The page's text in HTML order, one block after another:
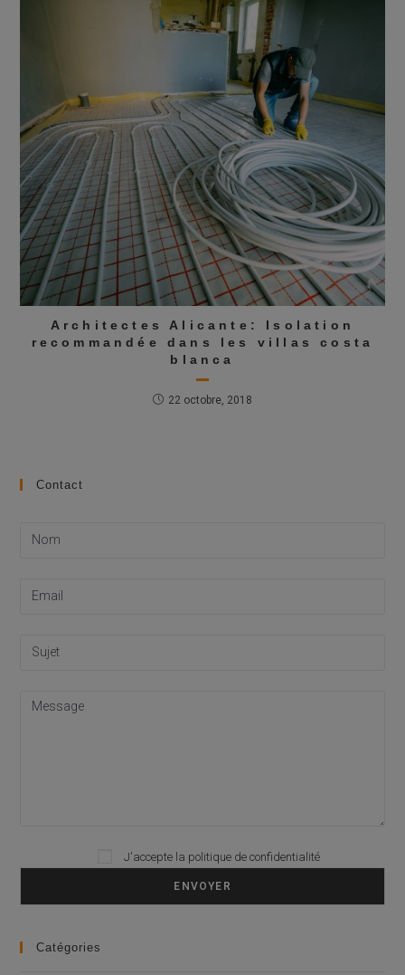
Architectes Alicante: Isolation
recommandée dans les villas costa
blanca
22 octobre, 2018
Contact
Please leave this field empty.
J'accepte la politique de confidentialité
Catégories